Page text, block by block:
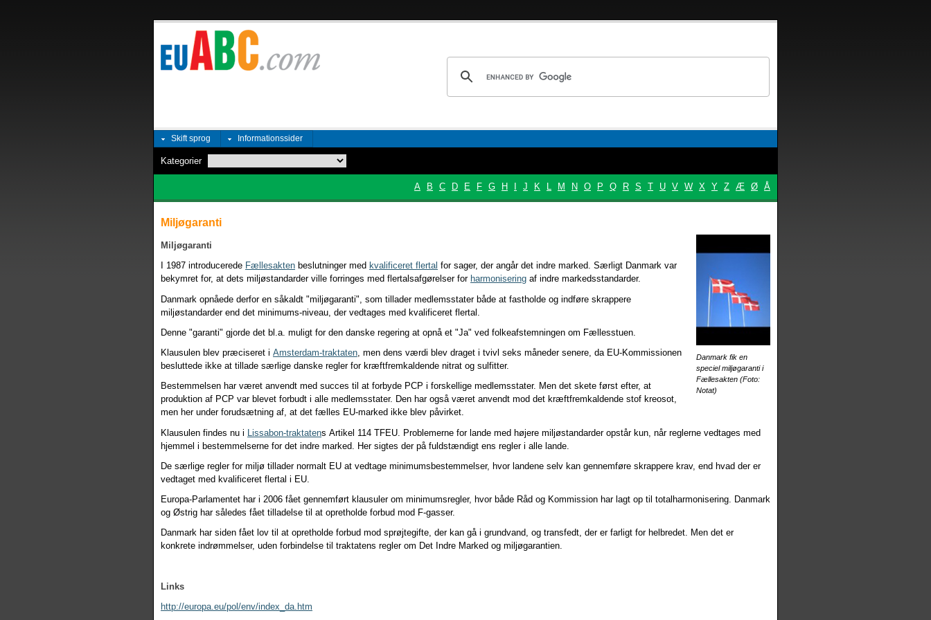
Skift sprog Informationssider
Kategorier
A B C D E F G H J K L M N O P Q R S T U V W X Y Z Æ Ø Å
Miljøgaranti
Danmark fik en
speciel miljøgaranti i
Fællesakten (Foto:
Notat)
Miljøgaranti
I 1987 introducerede Fællesakten beslutninger med kvalificeret flertal for sager, der angår det indre marked. Særligt Danmark var
bekymret for, at dets miljøstandarder ville forringes med flertalsafgørelser for harmonisering af indre markedsstandarder.
Danmark opnåede derfor en såkaldt "miljøgaranti", som tillader medlemsstater både at fastholde og indføre skrappere
miljøstandarder end det minimums-niveau, der vedtages med kvalificeret flertal.
Denne "garanti" gjorde det bl.a. muligt for den danske regering at opnå et "Ja" ved folkeafstemningen om Fællesstuen.
Klausulen blev præciseret i Amsterdam-traktaten, men dens værdi blev draget i tvivl seks måneder senere, da EU-Kommissionen
besluttede ikke at tillade særlige danske regler for kræftfremkaldende nitrat og sulfitter.
Bestemmelsen har været anvendt med succes til at forbyde PCP i forskellige medlemsstater. Men det skete først efter, at
produktion af PCP var blevet forbudt i alle medlemsstater. Den har også været anvendt mod det kræftfremkaldende stof kreosot,
men her under forudsætning af, at det fælles EU-marked ikke blev påvirket.
Klausulen findes nu i Lissabon-traktatens Artikel 114 TFEU. Problemerne for lande med højere miljøstandarder opstår kun, når reglerne vedtages med
hjemmel i bestemmelserne for det indre marked. Her sigtes der på fuldstændigt ens regler i alle lande.
De særlige regler for miljø tillader normalt EU at vedtage minimumsbestemmelser, hvor landene selv kan gennemføre skrappere krav, end hvad der er
vedtaget med kvalificeret flertal i EU.
Europa-Parlamentet har i 2006 fået gennemført klausuler om minimumsregler, hvor både Råd og Kommission har lagt op til totalharmonisering. Danmark
og Østrig har således fået tilladelse til at opretholde forbud mod F-gasser.
Danmark har siden fået lov til at opretholde forbud mod sprøjtegifte, der kan gå i grundvand, og transfedt, der er farligt for helbredet. Men det er
konkrete indrømmelser, uden forbindelse til traktatens regler om Det Indre Marked og miljøgarantien.
Links
http://europa.eu/pol/env/index_da.htm